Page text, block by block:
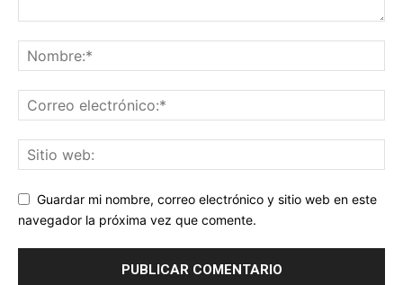
Guardar mi nombre, correo electrónico y sitio web en este
navegador la próxima vez que comente.